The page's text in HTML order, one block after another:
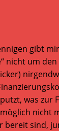
gibt
nicht um
was
sind,